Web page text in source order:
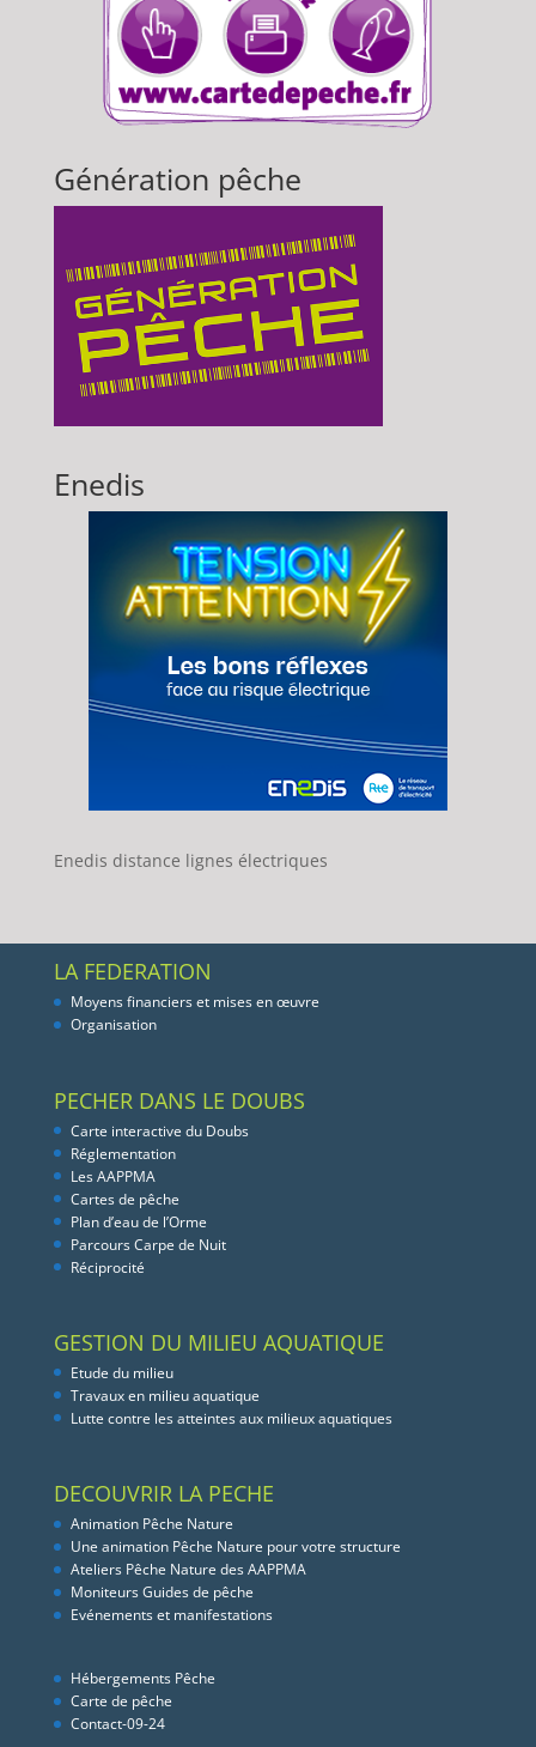
Génération pêche
Enedis
Enedis distance lignes électriques
LA FEDERATION
Moyens financiers et mises en œuvre
Organisation
PECHER DANS LE DOUBS
Carte interactive du Doubs
Réglementation
Les AAPPMA
Cartes de pêche
Plan d’eau de l’Orme
Parcours Carpe de Nuit
Réciprocité
GESTION DU MILIEU AQUATIQUE
Etude du milieu
Travaux en milieu aquatique
Lutte contre les atteintes aux milieux aquatiques
DECOUVRIR LA PECHE
Animation Pêche Nature
Une animation Pêche Nature pour votre structure
Ateliers Pêche Nature des AAPPMA
Moniteurs Guides de pêche
Evénements et manifestations
Hébergements Pêche
Carte de pêche
Contact-09-24